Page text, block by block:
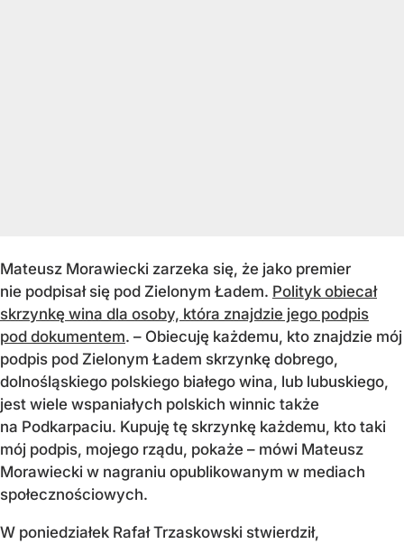
Mateusz Morawiecki zarzeka się, że jako premier
nie podpisał się pod Zielonym Ładem. Polityk obiecał
skrzynkę wina dla osoby, która znajdzie jego podpis
pod dokumentem. – Obiecuję każdemu, kto znajdzie mój
podpis pod Zielonym Ładem skrzynkę dobrego,
dolnośląskiego polskiego białego wina, lub lubuskiego,
jest wiele wspaniałych polskich winnic także
na Podkarpaciu. Kupuję tę skrzynkę każdemu, kto taki
mój podpis, mojego rządu, pokaże – mówi Mateusz
Morawiecki w nagraniu opublikowanym w mediach
społecznościowych.
W poniedziałek Rafał Trzaskowski stwierdził,